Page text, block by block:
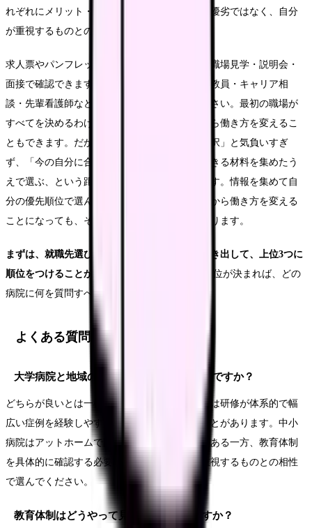
れぞれにメリット・デメリットがありますが、優劣ではなく、自分
が重視するものとの相性で考えてください。
求人票やパンフレットでは分からないことは、職場見学・説明会・
面接で確認できます。迷った時は、就職担当の教員・キャリア相
談・先輩看護師など、複数の視点に頼ってください。最初の職場が
すべてを決めるわけではなく、経験を積んでから働き方を変えるこ
ともできます。だからこそ、「一生を決める選択」と気負いすぎ
ず、「今の自分に合う最初の一歩」を、納得できる材料を集めたう
えで選ぶ、という距離感で臨むのがおすすめです。情報を集めて自
分の優先順位で選んだ決断であれば、たとえ後から働き方を変える
ことになっても、その経験はあなたの土台になります。
まずは、就職先選びで自分が重視するものを書き出して、上位3つに
順位をつけることから始めてみてください。
順位が決まれば、どの
病院に何を質問すべきかが自然と見えてきます。
よくある質問
大学病院と地域の中小病院、どちらがいいですか？
どちらが良いとは一概に言えません。大学病院は研修が体系的で幅
広い症例を経験しやすい一方、忙しさが高いことがあります。中小
病院はアットホームで配属の融通が利くことがある一方、教育体制
を具体的に確認する必要があります。自分が重視するものとの相性
で選んでください。
教育体制はどうやって見分ければいいですか？